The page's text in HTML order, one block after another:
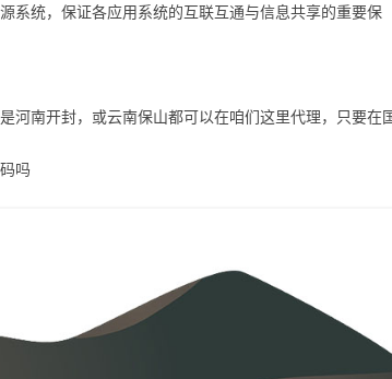
系统，保证各应用系统的互联互通与信息共享的重要保
河南开封，或云南保山都可以在咱们这里代理，只要在
吗